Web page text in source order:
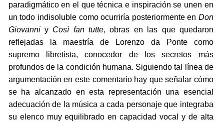
paradigmático en el que técnica e inspiración se unen en
un todo indisoluble como ocurriría posteriormente en Don
Giovanniy Così fan tutte, obras en las que quedaron
reflejadas la maestría de Lorenzo da Ponte como
supremo libretista, conocedor de los secretos más
profundos de la condición humana. Siguiendo tal línea de
argumentación en este comentario hay que señalar cómo
se ha alcanzado en esta representación una esencial
adecuación de la música a cada personaje que integraba
su elenco muy equilibrado en capacidad vocal y de alta